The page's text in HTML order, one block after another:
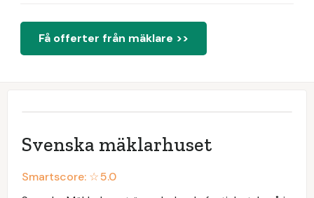
Få offerter från mäklare >>
Svenska mäklarhuset
Smartscore: ☆5.0